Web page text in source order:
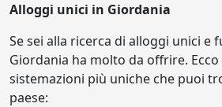
Alloggi unici in Giordania
Se sei alla ricerca di alloggi unici e
Giordania ha molto da offrire.
sistemazioni più uniche che puoi
paese: